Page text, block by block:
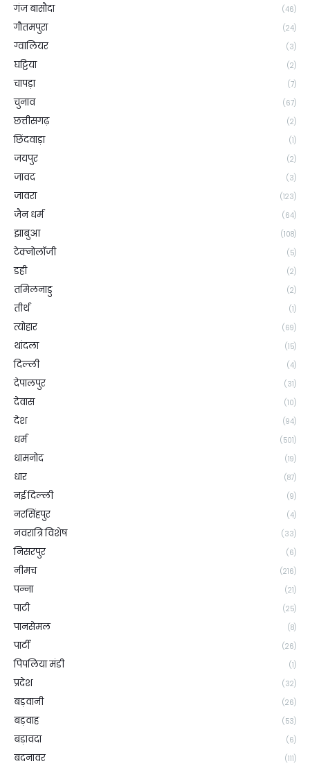
गंज बासौदा (46)
गौतमपुरा (24)
ग्वालियर (3)
घट्टिया (2)
चापड़ा (7)
चुनाव (67)
छत्तीसगढ़ (2)
छिंदवाड़ा (1)
जयपुर (2)
जावद (3)
जावरा (123)
जैन धर्म (64)
झाबुआ (108)
टेक्नोलॉजी (5)
डही (2)
तमिलनाडु (2)
तीर्थ (1)
त्योहार (69)
थांदला (15)
दिल्ली (4)
देपालपुर (31)
देवास (10)
देश (94)
धर्म (501)
धामनोद (19)
धार (87)
नई दिल्ली (9)
नरसिंहपुर (4)
नवरात्रि विशेष (33)
निसरपुर (6)
नीमच (216)
पन्ना (21)
पाटी (25)
पानसेमल (8)
पार्टी (26)
पिपलिया मंडी (1)
प्रदेश (32)
बड़वानी (26)
बड़वाह (53)
बड़ावदा (6)
बदनावर (111)